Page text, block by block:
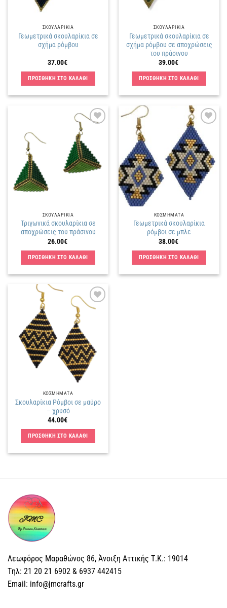
ΣΚΟΥΛΑΡΙΚΙΑ
Γεωμετρικά σκουλαρίκια σε
σχήμα ρόμβου
37.00€
ΠΡΟΣΘΗΚΗ ΣΤΟ ΚΑΛΑΘΙ
ΣΚΟΥΛΑΡΙΚΙΑ
Γεωμετρικά σκουλαρίκια σε
σχήμα ρόμβου σε αποχρώσεις
του πράσινου
39.00€
ΠΡΟΣΘΗΚΗ ΣΤΟ ΚΑΛΑΘΙ
Πρόσθήκη
λίστα
επιθυμιών
ΣΚΟΥΛΑΡΙΚΙΑ
Τριγωνικά σκουλαρίκια σε
αποχρώσεις του πράσινου
26.00€
ΠΡΟΣΘΗΚΗ ΣΤΟ ΚΑΛΑΘΙ
Πρόσθήκη
στην
λίστα
επιθυμιών
ΚΟΣΜΗΜΑΤΑ
Γεωμετρικά σκουλαρίκια
ρόμβοι σε μπλε
38.00€
ΠΡΟΣΘΗΚΗ ΣΤΟ ΚΑΛΑΘΙ
Πρόσθήκη
επιθυμιών
ΚΟΣΜΗΜΑΤΑ
Σκουλαρίκια Ρόμβοι σε μαύρο
– χρυσό
44.00€
ΠΡΟΣΘΗΚΗ ΣΤΟ ΚΑΛΑΘΙ
Λεωφόρος Μαραθώνος 86, Άνοιξη Αττικής Τ.Κ.: 19014
Tηλ: 21 20 21 6902 & 6937 442415
Email: info@jmcrafts.gr